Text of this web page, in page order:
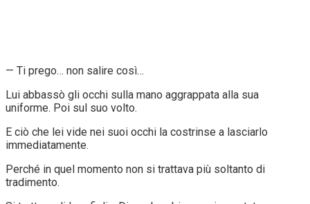
— Ti prego… non salire così…
Lui abbassò gli occhi sulla mano aggrappata alla sua
uniforme. Poi sul suo volto.
E ciò che lei vide nei suoi occhi la costrinse a lasciarlo
immediatamente.
Perché in quel momento non si trattava più soltanto di
tradimento.